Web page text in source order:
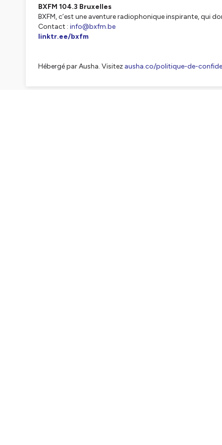
BXFM 104.3 Bruxelles
BXFM, c’est une aventure radiophonique inspirante, qui
Contact : info@bxfm.be
linktr.ee/bxfm
Hébergé par Ausha. Visitez ausha.co/politique-de-